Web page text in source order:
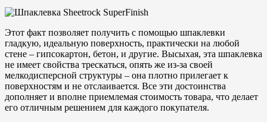
Этот факт позволяет получить с помощью шпаклевки
гладкую, идеальную поверхность, практически на любой
стене – гипсокартон, бетон, и другие. Высыхая, эта шпаклевка
не имеет свойства трескаться, опять же из-за своей
мелкодисперсной структуры – она плотно прилегает к
поверхностям и не отслаивается. Все эти достоинства
дополняет и вполне приемлемая стоимость товара, что делает
его отличным решением для каждого покупателя.